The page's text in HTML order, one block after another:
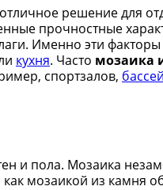
отличное решение для
прочностные
Именно эти
кухня. Часто мозаика
спортзалов,
и пола. Мозаика
мозаикой из камня